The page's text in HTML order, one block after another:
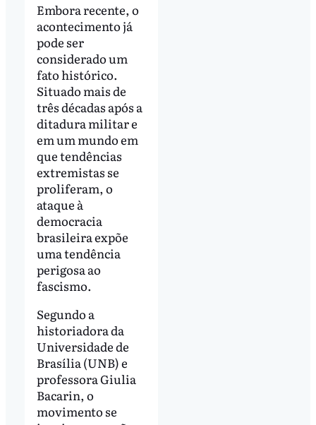
Embora recente, o
acontecimento já
pode ser
considerado um
fato histórico.
Situado mais de
três décadas após a
ditadura militar e
em um mundo em
que tendências
extremistas se
proliferam, o
ataque à
democracia
brasileira expõe
uma tendência
perigosa ao
fascismo.
Segundo a
historiadora da
Universidade de
Brasília (UNB) e
professora Giulia
Bacarin, o
movimento se